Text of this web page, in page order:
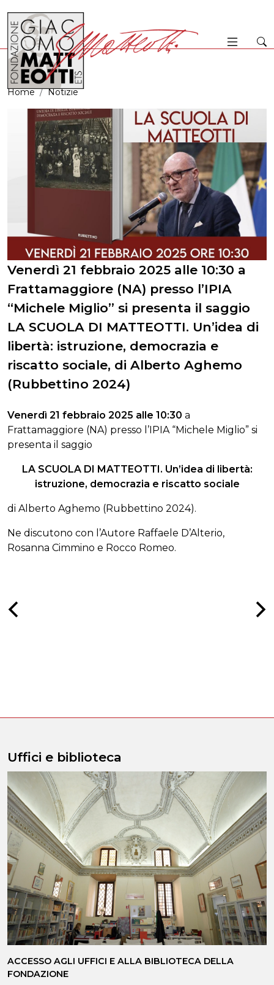
Home Notizie
Venerdì 21 febbraio 2025 alle 10:30 a
Frattamaggiore (NA) presso l’IPIA
“Michele Miglio” si presenta il saggio
LA SCUOLA DI MATTEOTTI. Un’idea di
libertà: istruzione, democrazia e
riscatto sociale, di Alberto Aghemo
(Rubbettino 2024)
Venerdì 21 febbraio 2025 alle 10:30 a
Frattamaggiore (NA) presso l’IPIA “Michele Miglio” si
presenta il saggio
LA SCUOLA DI MATTEOTTI. Un’idea di libertà:
istruzione, democrazia e riscatto sociale
di Alberto Aghemo (Rubbettino 2024).
Ne discutono con l’Autore Raffaele D’Alterio,
Rosanna Cimmino e Rocco Romeo.
Uffici e biblioteca
ACCESSO AGLI UFFICI E ALLA BIBLIOTECA DELLA
FONDAZIONE